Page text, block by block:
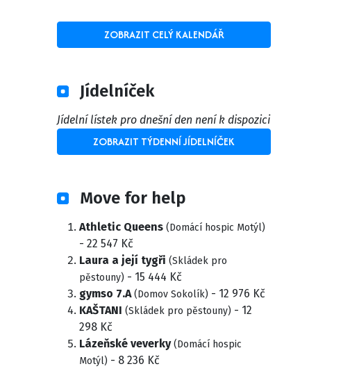
ZOBRAZIT CELÝ KALENDÁŘ
Jídelníček
Jídelní lístek pro dnešní den není k dispozici
ZOBRAZIT TÝDENNÍ JÍDELNÍČEK
Move for help
Athletic Queens (Domácí hospic Motýl)
- 22 547 Kč
Laura a její tygři (Skládek pro
pěstouny) - 15 444 Kč
gymso 7.A (Domov Sokolík) - 12 976 Kč
KAŠTANI (Skládek pro pěstouny) - 12
298 Kč
Lázeňské veverky (Domácí hospic
Motýl) - 8 236 Kč